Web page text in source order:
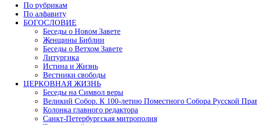
По рубрикам
По алфавиту
БОГОСЛОВИЕ
Беседы о Новом Завете
Женщины Библии
Беседы о Ветхом Завете
Литургика
Истина и Жизнь
Вестники свободы
ЦЕРКОВНАЯ ЖИЗНЬ
Беседы на Символ веры
Великий Собор. К 100-летию Поместного Собора Русской
Колонка главного редактора
Санкт-Петербургская митрополия